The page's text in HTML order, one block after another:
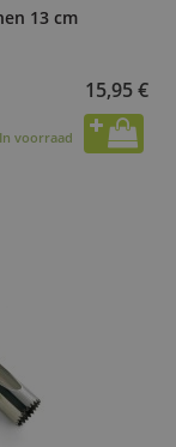
13 cm
15,95 €
In voorraad